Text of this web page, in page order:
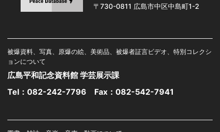
〒730-0811 広島市中区中島町1-2
被爆資料、写真、原爆の絵、美術品、被爆者証言ビデオ、特別コレクシ
ョンについて
広島平和記念資料館 学芸展示課
Tel： 082-242-7796 Fax：082-542-7941